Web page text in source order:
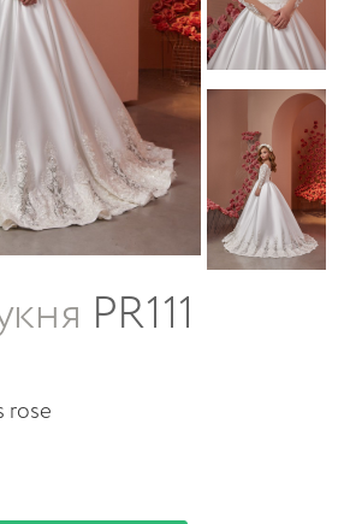
PR111
rose